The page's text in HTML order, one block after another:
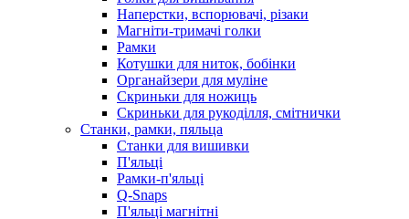
Наперстки, вспорювачі, різаки
Магніти-тримачі голки
Рамки
Котушки для ниток, бобінки
Органайзери для муліне
Скриньки для ножиць
Скриньки для рукоділля, смітнички
Станки, рамки, пяльца
Станки для вишивки
П'яльці
Рамки-п'яльці
Q-Snaps
П'яльці магнітні